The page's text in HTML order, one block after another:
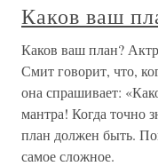
Каков ваш
Каков ваш план?
Смит говорит, что,
она спрашивает:
мантра! Когда точно
план должен быть.
самое сложное.